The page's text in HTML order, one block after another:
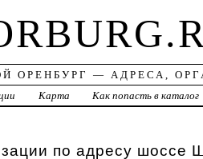
ОРЕНБУРГ — АДРЕСА,
Карта Как попасть в каталог
по адресу шоссе